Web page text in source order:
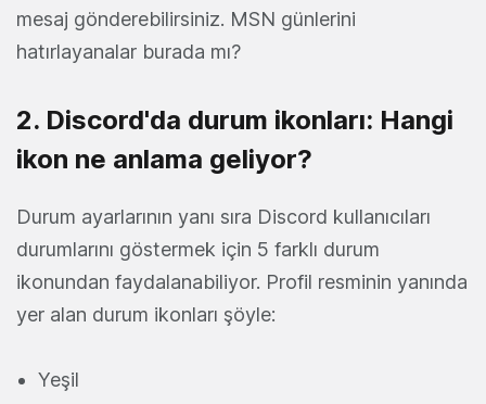
mesaj gönderebilirsiniz. MSN günlerini
hatırlayanalar burada mı?
2. Discord'da durum ikonları: Hangi
ikon ne anlama geliyor?
Durum ayarlarının yanı sıra Discord kullanıcıları
durumlarını göstermek için 5 farklı durum
ikonundan faydalanabiliyor. Profil resminin yanında
yer alan durum ikonları şöyle:
Yeşil